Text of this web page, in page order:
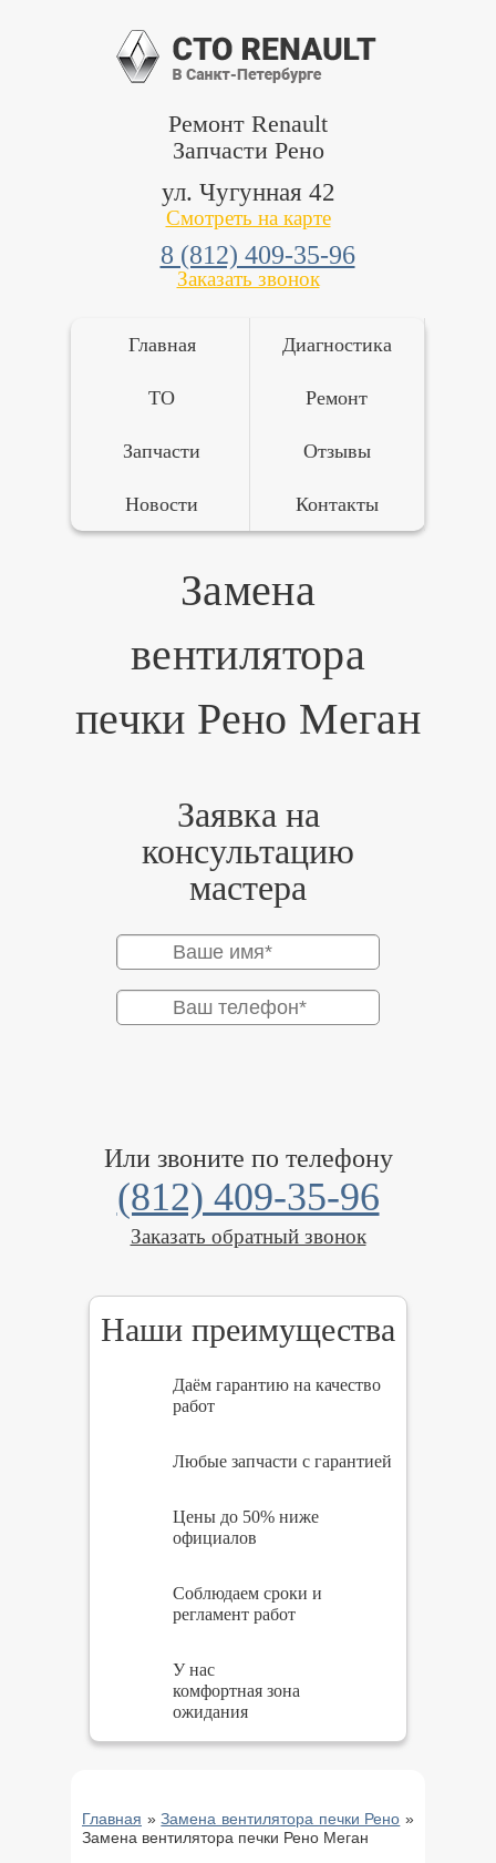
Ремонт Renault
Запчасти Рено
ул. Чугунная 42
Смотреть на карте
8 (812) 409-35-96
Заказать звонок
Главная
ТО
Диагностика
Ремонт
Запчасти Отзывы
Новости Контакты
Замена
вентилятора
печки Рено Меган
Заявка на
консультацию
мастера
Или звоните по телефону
(812) 409-35-96
Заказать обратный звонок
Наши преимущества
Даём гарантию на качество
работ
Любые запчасти с гарантией
Цены до 50% ниже
официалов
Соблюдаем сроки и
регламент работ
У нас
комфортная зона
ожидания
Главная »Замена вентилятора печки Рено »
Замена вентилятора печки Рено Меган